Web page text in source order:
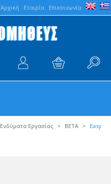
Aρχική Εταιρία Επικοινωνία
Ενδύματα Εργασίας > BETA > Easy